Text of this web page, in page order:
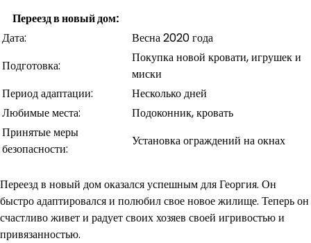
Переезд в новый дом:
Дата:
Весна 2020 года
Подготовка:
Покупка новой кровати, игрушек и
миски
Период адаптации:
Несколько дней
Любимые места:
Подоконник, кровать
Принятые меры
безопасности:
Установка ограждений на окнах
Переезд в новый дом оказался успешным для Георгия. Он
быстро адаптировался и полюбил свое новое жилище. Теперь он
счастливо живет и радует своих хозяев своей игривостью и
привязанностью.